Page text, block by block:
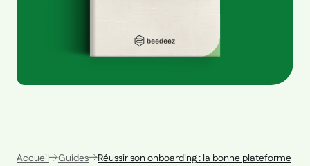
Accueil Guides Réussir son onboarding : la bonne plateforme